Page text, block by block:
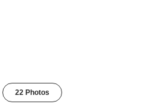
22 Photos